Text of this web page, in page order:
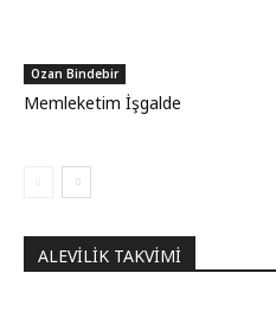
Ozan Bindebir
Memleketim İşgalde
ALEVILIK TAKVIMI